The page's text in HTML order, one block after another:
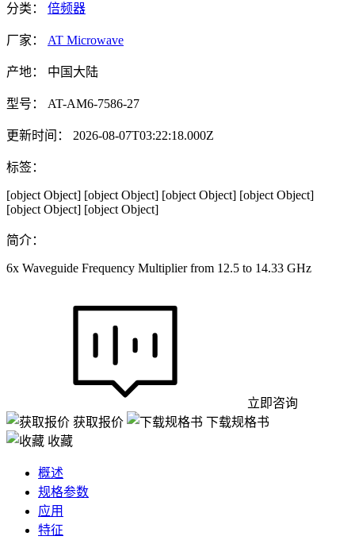
分类： 倍频器
厂家： AT Microwave
产地： 中国大陆
型号： AT-AM6-7586-27
更新时间： 2026-08-07T03:22:18.000Z
标签：
[object Object] [object Object] [object Object] [object Object]
[object Object] [object Object]
简介：
6x Waveguide Frequency Multiplier from 12.5 to 14.33 GHz
立即咨询
获取报价
下载规格书
收藏
概述
规格参数
应用
特征